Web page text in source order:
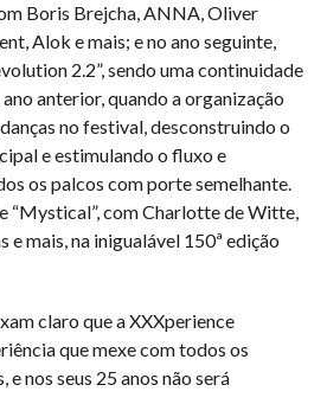
Boris Brejcha, ANNA, Oliver
Alok e mais; e no ano seguinte,
2.2”, sendo uma continuidade
anterior, quando a organização
no festival, desconstruindo o
e estimulando o fluxo e
os palcos com porte semelhante.
“Mystical”, com Charlotte de Witte,
e mais, na inigualável 150ª edição
claro que a XXXperience
que mexe com todos os
nos seus 25 anos não será